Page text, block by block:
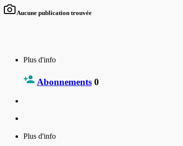
Aucune publication trouvée
Plus d'info
Abonnements 0
Plus d'info